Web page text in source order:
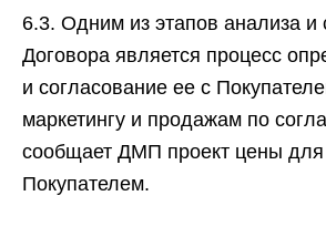
6.3. Одним из этапов анализа и
Договора является процесс
и согласование ее с
маркетингу и продажам по
сообщает ДМП проект цены для
Покупателем.